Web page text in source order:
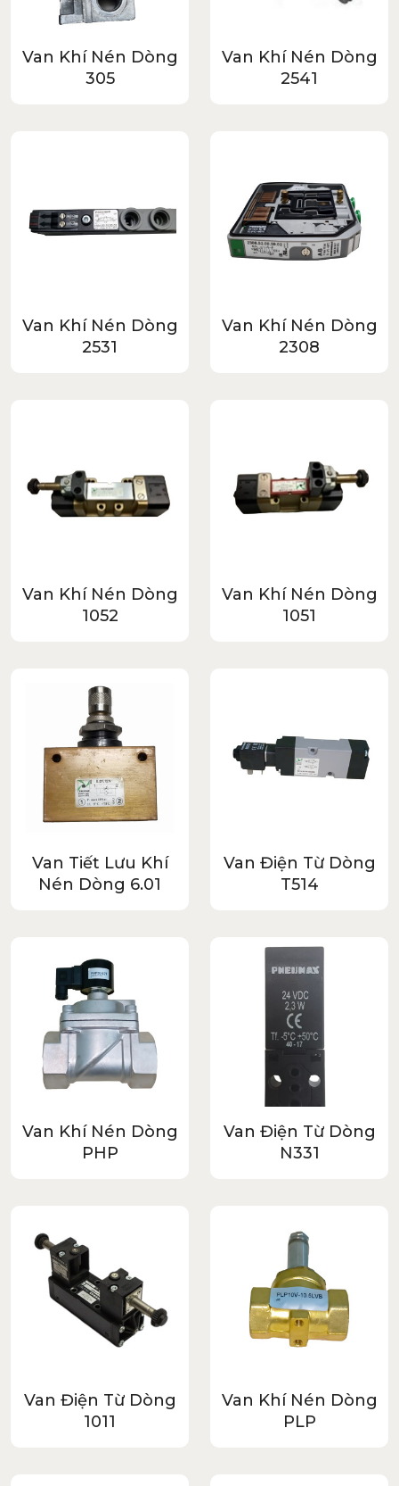
Van Khí Nén Dòng
305
Van Khí Nén Dòng
2541
Van Khí Nén Dòng
2531
Van Khí Nén Dòng
2308
Van Khí Nén Dòng
1052
Van Khí Nén Dòng
1051
Van Tiết Lưu Khí
Nén Dòng 6.01
Van Điện Từ Dòng
T514
Van Khí Nén Dòng
PHP
Van Điện Từ Dòng
N331
Van Điện Từ Dòng
1011
Van Khí Nén Dòng
PLP